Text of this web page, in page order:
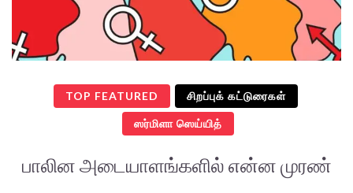
TOP FEATURED சிறப்புக் கட்டுரைகள்
ஸர்மிளா ஸெய்யித்
பாலின அடையாளங்களில் என்ன முரண்